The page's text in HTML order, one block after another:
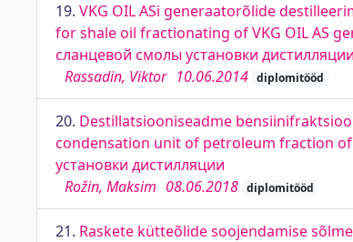
19. VKG OIL ASi generaatorõlide
for shale oil fractionating of VKG OIL AS
сланцевой смолы установки
Rassadin, Viktor 10.06.2014 diplomitööd
20. Destillatsiooniseadme
condensation unit of petroleum fraction of
установки дистилляции
Rožin, Maksim 08.06.2018 diplomitööd
21. Raskete kütteõlide soojendamise